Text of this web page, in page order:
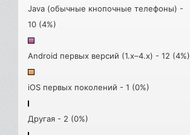
Java (обычные кнопочные телефоны) -
10 (4%)
Android первых версий (1.x–4.x) - 12 (4%)
iOS первых поколений - 1 (0%)
Другая - 2 (0%)